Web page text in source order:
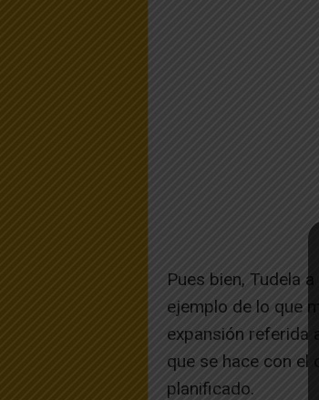
Pues bien, Tudela
ejemplo de lo que
expansión referida
que se hace con el
planificado.